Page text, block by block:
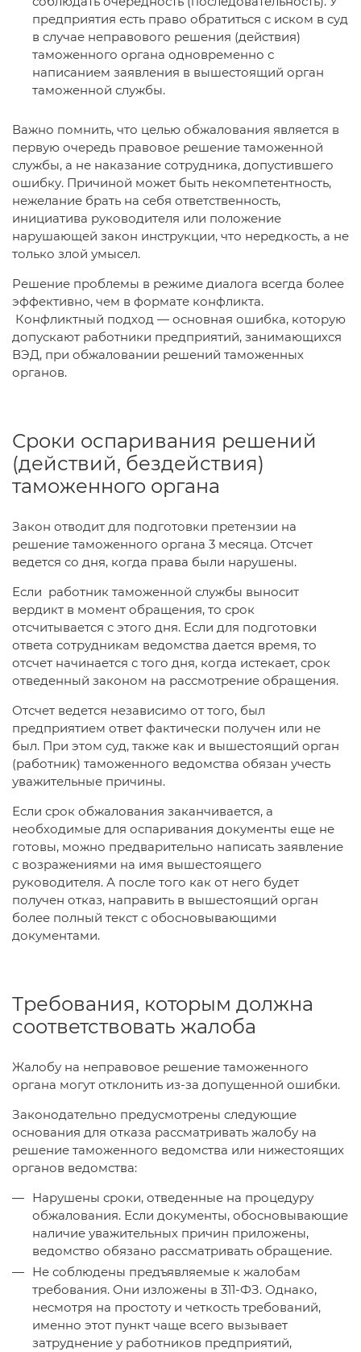
предприятия есть право обратиться с иском в суд
в случае неправового решения (действия)
таможенного органа одновременно с
написанием заявления в вышестоящий орган
таможенной службы.
Важно помнить, что целью обжалования является в
первую очередь правовое решение таможенной
службы, а не наказание сотрудника, допустившего
ошибку. Причиной может быть некомпетентность,
нежелание брать на себя ответственность,
инициатива руководителя или положение
нарушающей закон инструкции, что нередкость, а не
только злой умысел.
Решение проблемы в режиме диалога всегда более
эффективно, чем в формате конфликта.
Конфликтный подход — основная ошибка, которую
допускают работники предприятий, занимающихся
ВЭД, при обжаловании решений таможенных
органов.
Сроки оспаривания решений
(действий, бездействия)
таможенного органа
Закон отводит для подготовки претензии на
решение таможенного органа 3 месяца. Отсчет
ведется со дня, когда права были нарушены.
Если работник таможенной службы выносит
вердикт в момент обращения, то срок
отсчитывается с этого дня. Если для подготовки
ответа сотрудникам ведомства дается время, то
отсчет начинается с того дня, когда истекает, срок
отведенный законом на рассмотрение обращения.
Отсчет ведется независимо от того, был
предприятием ответ фактически получен или не
был. При этом суд, также как и вышестоящий орган
(работник) таможенного ведомства обязан учесть
уважительные причины.
Если срок обжалования заканчивается, а
необходимые для оспаривания документы еще не
готовы, можно предварительно написать заявление
с возражениями на имя вышестоящего
руководителя. А после того как от него будет
получен отказ, направить в вышестоящий орган
более полный текст с обосновывающими
документами.
Требования, которым должна
соответствовать жалоба
Жалобу на неправовое решение таможенного
органа могут отклонить из-за допущенной ошибки.
Законодательно предусмотрены следующие
основания для отказа рассматривать жалобу на
решение таможенного ведомства или нижестоящих
органов ведомства:
Нарушены сроки, отведенные на процедуру
обжалования. Если документы, обосновывающие
наличие уважительных причин приложены,
ведомство обязано рассматривать обращение.
Не соблюдены предъявляемые к жалобам
требования. Они изложены в 311-ФЗ. Однако,
несмотря на простоту и четкость требований,
именно этот пункт чаще всего вызывает
затруднение у работников предприятий,